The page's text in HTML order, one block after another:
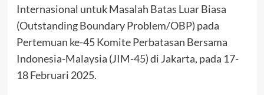
Internasional untuk Masalah Batas Luar Biasa
(Outstanding Boundary Problem/OBP) pada
Pertemuan ke-45 Komite Perbatasan Bersama
Indonesia-Malaysia (JIM-45) di Jakarta, pada 17-
18 Februari 2025.